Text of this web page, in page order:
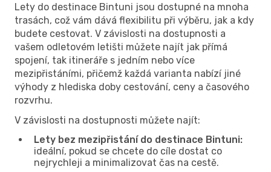
Lety do destinace Bintuni jsou dostupné na mnoha
trasách, což vám dává flexibilitu při výběru, jak a kdy
budete cestovat. V závislosti na dostupnosti a
vašem odletovém letišti můžete najít jak přímá
spojení, tak itineráře s jedním nebo více
mezipřistáními, přičemž každá varianta nabízí jiné
výhody z hlediska doby cestování, ceny a časového
rozvrhu.
V závislosti na dostupnosti můžete najít:
Lety bez mezipřistání do destinace Bintuni:
ideální, pokud se chcete do cíle dostat co
nejrychleji a minimalizovat čas na cestě.